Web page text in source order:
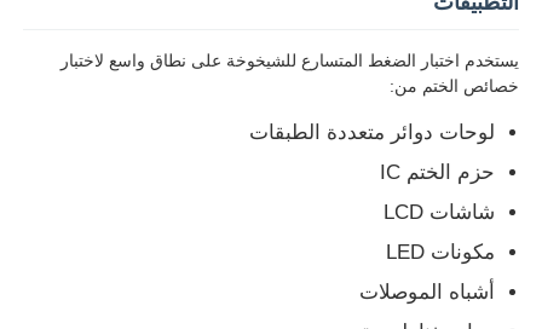
جولة في المعمل
ضبط الجودة
اتصل بنا
طلب اقتباس
يستخدم اختبار الضغط المتسارع للشيخوخة على نطاق واسع لاختبار
خصائص الختم من:
لوحات دوائر متعددة الطبقات
حزم الختم IC
شاشات LCD
مكونات LED
أشباه الموصلات